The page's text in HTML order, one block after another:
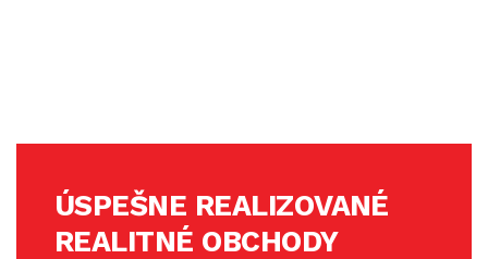
ÚSPEŠNE REALIZOVANÉ
REALITNÉ OBCHODY